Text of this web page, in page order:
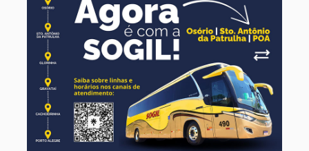
11 de agosto
Terça-Feira 16° 8°
12 de agosto
Quarta-Feira 15° 9°